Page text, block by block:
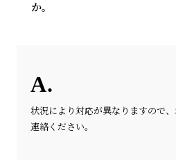
か。
状況により対応が異なりますので
連絡ください。